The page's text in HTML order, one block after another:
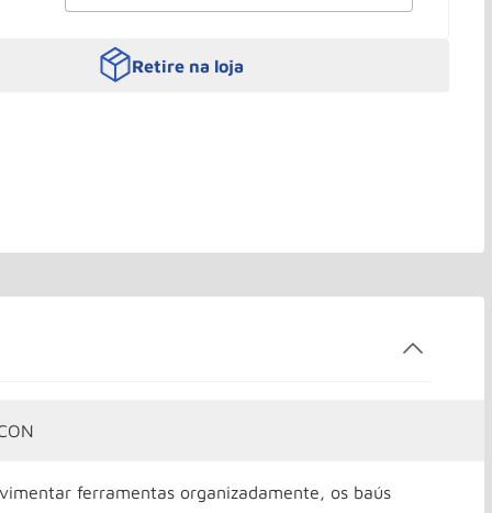
Retire na loja
ferramentas organizadamente, os baús